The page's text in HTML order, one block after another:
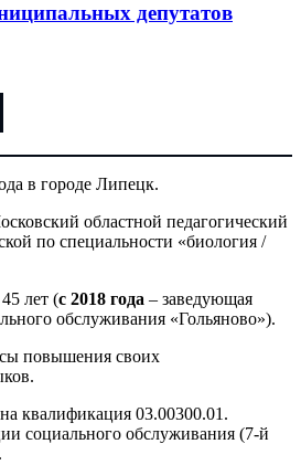
депутатов
в городе Липецк.
областной педагогический
по специальности «биология /
лет (с 2018 года – заведующая
обслуживания «Гольяново»).
повышения своих
квалификация 03.00300.01.
социального обслуживания (7-й